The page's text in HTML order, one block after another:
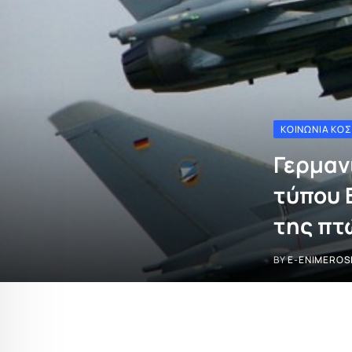
ΚΟΙΝΩΝΊΑ
τύπου
της
BYE-ENIMEROSI